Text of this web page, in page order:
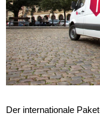
Der internationale